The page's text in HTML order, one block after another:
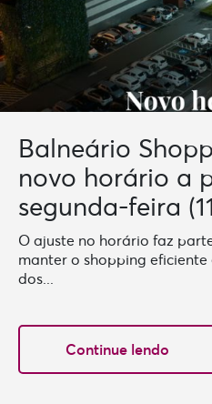
Balneário
novo horário a
segunda-feira
O ajuste no horário faz
manter o shopping
dos...
Continue lendo